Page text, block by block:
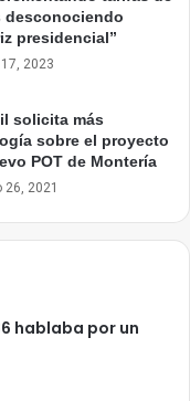
desconociendo
presidencial”
2023
solicita más
sobre el proyecto
POT de Montería
26, 2021
hablaba por un